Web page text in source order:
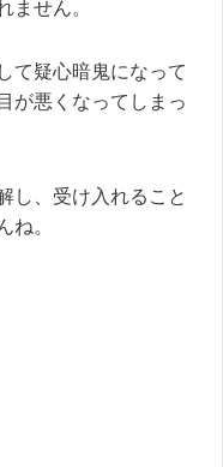
ません。
て疑心暗鬼になって
が悪くなってしまっ
し、受け入れること
ね。